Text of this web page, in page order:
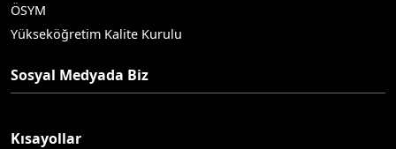
ÖSYM
Yükseköğretim Kalite Kurulu
Sosyal Medyada Biz
Kısayollar